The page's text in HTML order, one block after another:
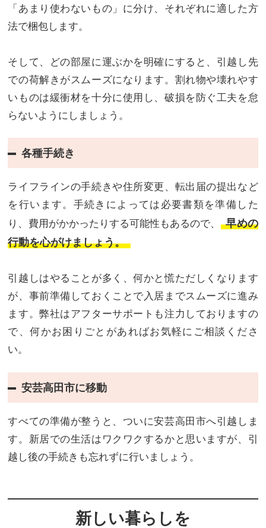
「あまり使わないもの」に分け、それぞれに適した方
法で梱包します。
そして、どの部屋に運ぶかを明確にすると、引越し先
での荷解きがスムーズになります。割れ物や壊れやす
いものは緩衝材を十分に使用し、破損を防ぐ工夫を怠
らないようにしましょう。
各種手続き
ライフラインの手続きや住所変更、転出届の提出など
を行います。手続きによっては必要書類を準備した
り、費用がかかったりする可能性もあるので、
早めの
行動を心がけましょう。
引越しはやることが多く、何かと慌ただしくなります
が、事前準備しておくことで入居までスムーズに進み
ます。弊社はアフターサポートも注力しておりますの
で、何かお困りごとがあればお気軽にご相談くださ
い。
安芸高田市に移動
すべての準備が整うと、ついに安芸高田市へ引越しま
す。新居での生活はワクワクするかと思いますが、引
越し後の手続きも忘れずに行いましょう。
新しい暮らしを